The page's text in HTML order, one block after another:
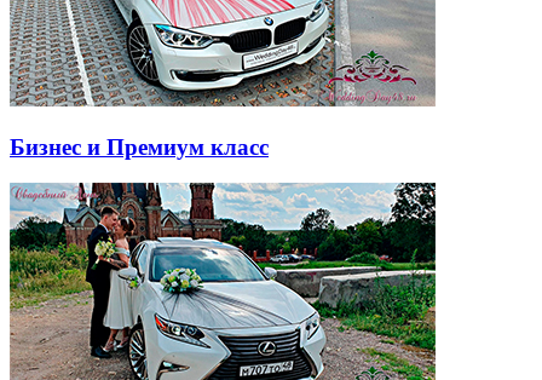
Бизнес и Премиум класс